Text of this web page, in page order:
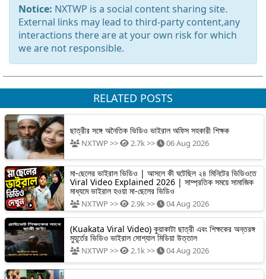
Notice: NXTWP is a social content sharing site.
External links may lead to third-party content,any
interactions there are at your own risk for which
we are not responsible.
RELATED POSTS
ছাত্রীর সঙ্গে অনৈতিক ভিডিও ভাইরাল অফিস সহকারী শিক্ষক
NXTWP >> 2.7k >> 06 Aug 2026
মা-ছেলের ভাইরাল ভিডিও | আসলে কী ঘটেছিল ২৪ মিনিটের ভিডিওতে
Viral Video Explained 2026 | সাম্প্রতিক সময়ে সামাজিক
মাধ্যমে ভাইরাল হওয়া মা-ছেলের ভিডিও
NXTWP >> 2.9k >> 04 Aug 2026
(Kuakata Viral Video) কুয়াকাটা ছাত্রী এবং শিক্ষকের অন্তরঙ্গ
মুহূর্তের ভিডিও ভাইরাল সোশ্যাল মিডিয়া উত্তাল
NXTWP >> 2.1k >> 04 Aug 2026